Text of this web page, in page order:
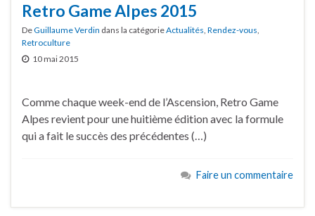
Retro Game Alpes 2015
DeGuillaume Verdin dans la catégorieActualités, Rendez-vous,
Retroculture
10 mai 2015
Comme chaque week-end de l’Ascension, Retro Game
Alpes revient pour une huitième édition avec la formule
qui a fait le succès des précédentes (…)
Faire un commentaire